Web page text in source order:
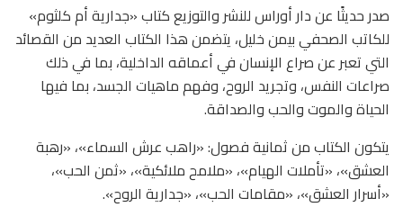
صدر حديثًا عن دار أوراس للنشر والتوزيع كتاب «جدارية أم كلثوم»
للكاتب الصحفي بيمن خليل، يتضمن هذا الكتاب العديد من القصائد
التي تعبر عن صراع الإنسان في أعماقه الداخلية، بما في ذلك
صراعات النفس، وتجريد الروح، وفهم ماهيات الجسد، بما فيها
الحياة والموت والحب والصداقة.
يتكون الكتاب من ثمانية فصول: «راهب عرش السماء»، «رهبة
العشق»، «تأملات الهيام»، «ملامح ملائكية»، «ثمن الحب»،
«أسرار العشق»، «مقامات الحب»، «جدارية الروح».